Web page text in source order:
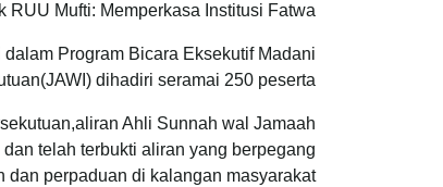
Mufti: Memperkasa Institusi Fatwa.
Program Bicara Eksekutif Madani
dihadiri seramai 250 peserta.
Ahli Sunnah wal Jamaah
telah terbukti aliran yang berpegang
perpaduan di kalangan masyarakat.